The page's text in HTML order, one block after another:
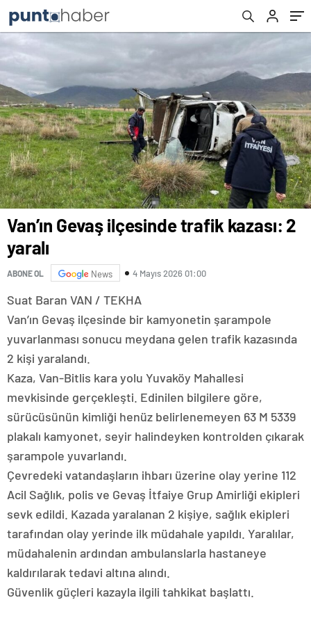
Van’ın Gevaş ilçesinde trafik kazası: 2
yaralı
ABONE OL News 4 Mayıs 2026 01:00
Suat Baran VAN / TEKHA
Van’ın Gevaş ilçesinde bir kamyonetin şarampole
yuvarlanması sonucu meydana gelen trafik kazasında
2 kişi yaralandı.
Kaza, Van-Bitlis kara yolu Yuvaköy Mahallesi
mevkisinde gerçekleşti. Edinilen bilgilere göre,
sürücüsünün kimliği henüz belirlenemeyen 63 M 5339
plakalı kamyonet, seyir halindeyken kontrolden çıkarak
şarampole yuvarlandı.
Çevredeki vatandaşların ihbarı üzerine olay yerine 112
Acil Sağlık, polis ve Gevaş İtfaiye Grup Amirliği ekipleri
sevk edildi. Kazada yaralanan 2 kişiye, sağlık ekipleri
tarafından olay yerinde ilk müdahale yapıldı. Yaralılar,
müdahalenin ardından ambulanslarla hastaneye
kaldırılarak tedavi altına alındı.
Güvenlik güçleri kazayla ilgili tahkikat başlattı.